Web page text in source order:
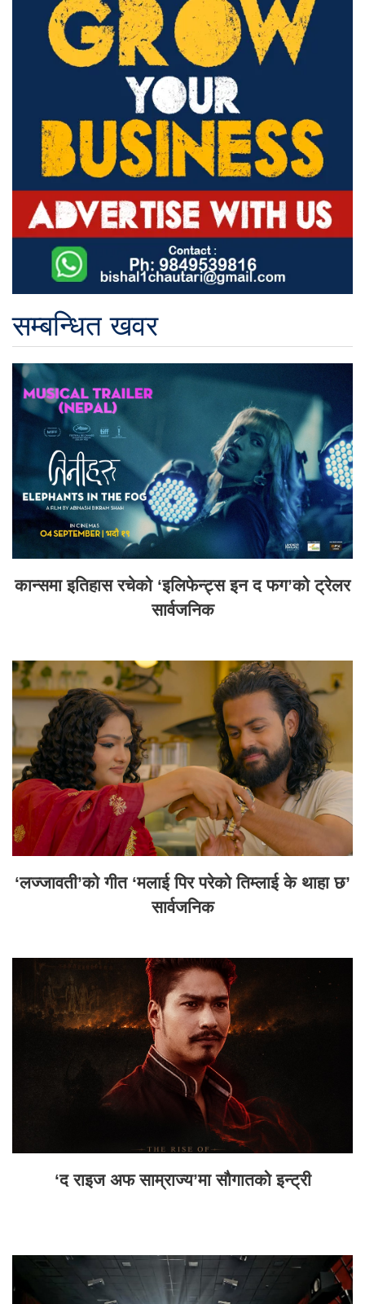
सम्बन्धित खवर
कान्समा इतिहास रचेको ‘इलिफेन्ट्स इन द फग’को ट्रेलर
सार्वजनिक
‘लज्जावती’को गीत ‘मलाई पिर परेको तिम्लाई के थाहा छ’
सार्वजनिक
‘द राइज अफ साम्राज्य’मा सौगातको इन्ट्री